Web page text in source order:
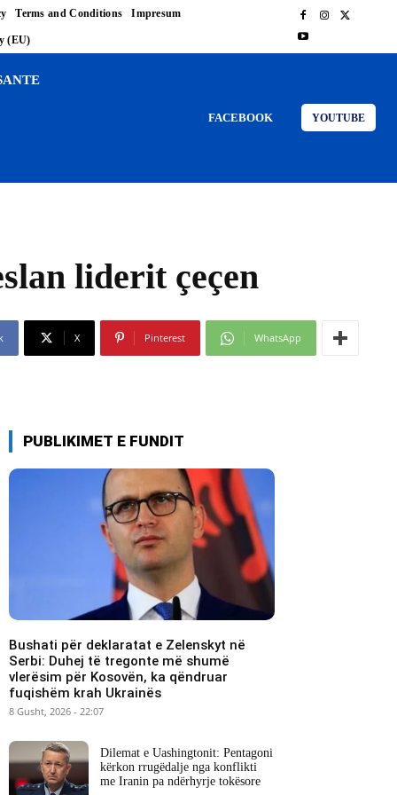
Terms and Conditions Impresum
(EU)
FACEBOOK YOUTUBE
liderit çeçen
X Pinterest WhatsApp
PUBLIKIMET E FUNDIT
Bushati për deklaratat e Zelenskyt në
Serbi: Duhej të tregonte më shumë
vlerësim për Kosovën, ka qëndruar
fuqishëm krah Ukrainës
8 Gusht, 2026 - 22:07
Dilemat e Uashingtonit: Pentagoni
kërkon rrugëdalje nga konflikti
me Iranin pa ndërhyrje tokësore